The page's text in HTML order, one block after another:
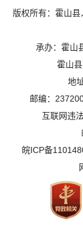
版权所有：霍山
承办：霍山
霍山
地
邮编：
互联网违
皖ICP备